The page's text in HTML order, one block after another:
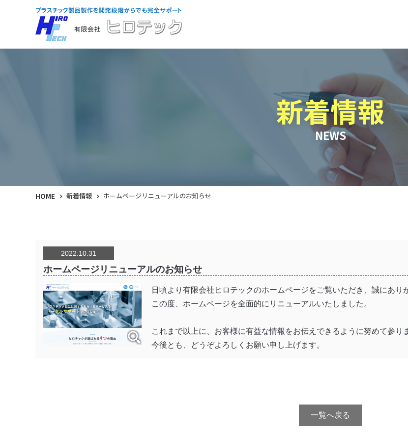
新着情報
NEWS
HOME 新着情報 ホームページリニューアルのお知らせ
2022.10.31
ホームページリニューアルのお知らせ
日頃より有限会社ヒロテックのホームページをご覧いただき、誠にあり
この度、ホームページを全面的にリニューアルいたしました。
これまで以上に、お客様に有益な情報をお伝えできるように努めて参り
今後とも、どうぞよろしくお願い申し上げます。
一覧へ戻る